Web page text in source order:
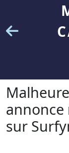
annonce
sur